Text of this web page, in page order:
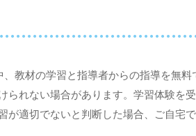
教材の学習と指導者からの指導を無料
れない場合があります。学習体験を
適切でないと判断した場合、ご自宅